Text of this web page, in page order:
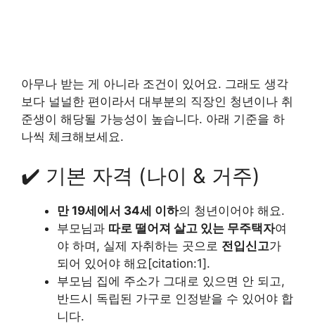
아무나 받는 게 아니라 조건이 있어요. 그래도 생각
보다 널널한 편이라서 대부분의 직장인 청년이나 취
준생이 해당될 가능성이 높습니다. 아래 기준을 하
나씩 체크해보세요.
✔️ 기본 자격 (나이 & 거주)
만 19세에서 34세 이하의 청년이어야 해요.
부모님과 따로 떨어져 살고 있는 무주택자여
야 하며, 실제 자취하는 곳으로 전입신고가
되어 있어야 해요[citation:1].
부모님 집에 주소가 그대로 있으면 안 되고,
반드시 독립된 가구로 인정받을 수 있어야 합
니다.